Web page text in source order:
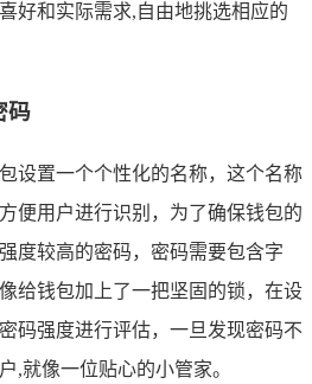
好和实际需求,自由地挑选相应的
码
设置一个个性化的名称，这个名称
便用户进行识别，为了确保钱包的
度较高的密码，密码需要包含字
给钱包加上了一把坚固的锁，在设
码强度进行评估，一旦发现密码不
,就像一位贴心的小管家。